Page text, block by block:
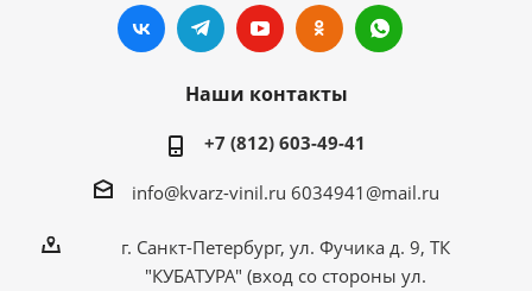
Наши контакты
+7 (812) 603-49-41
info@kvarz-vinil.ru 6034941@mail.ru
г. Санкт-Петербург, ул. Фучика д. 9, ТК
"КУБАТУРА" (вход со стороны ул.